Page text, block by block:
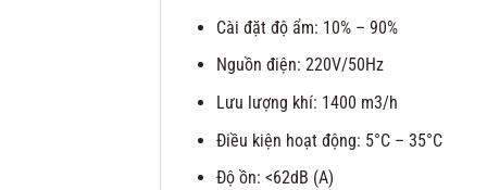
Cài đặt độ ẩm: 10% – 90%
Nguồn điện: 220V/50Hz
Lưu lượng khí: 1400 m3/h
Điều kiện hoạt động: 5°C – 35°C
Độ ồn: <62dB (A)